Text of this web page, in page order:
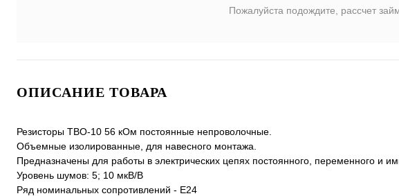
Пожалуйста подождите, рассчет
ОПИСАНИЕ ТОВАРА
Резисторы ТВО-10 56 кОм постоянные непроволочные.
Объемные изолированные, для навесного монтажа.
Предназначены для работы в электрических цепях постоянного, переменного и
Уровень шумов: 5; 10 мкВ/В
Ряд номинальных сопротивлений - Е24